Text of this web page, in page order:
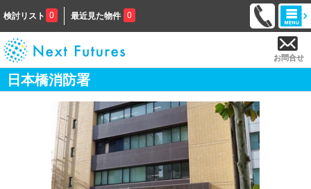
検討リスト 0 最近見た物件 0
お問合せ
日本橋消防署